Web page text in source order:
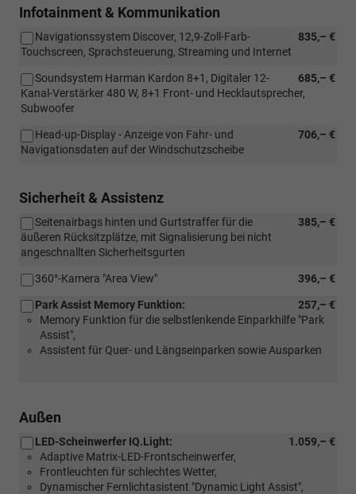
Infotainment & Kommunikation
835,– €
Navigationssystem Discover, 12,9-Zoll-Farb-
Touchscreen, Sprachsteuerung, Streaming und Internet
685,– €
Soundsystem Harman Kardon 8+1, Digitaler 12-
Kanal-Verstärker 480 W, 8+1 Front- und Hecklautsprecher,
Subwoofer
706,– €
Head-up-Display - Anzeige von Fahr- und
Navigationsdaten auf der Windschutzscheibe
Sicherheit & Assistenz
385,– €
Seitenairbags hinten und Gurtstraffer für die
äußeren Rücksitzplätze, mit Signalisierung bei nicht
angeschnallten Sicherheitsgurten
396,– €
360°-Kamera "Area View"
257,– €
Park Assist Memory Funktion:
Memory Funktion für die selbstlenkende Einparkhilfe "Park
Assist",
Assistent für Quer- und Längseinparken sowie Ausparken
Außen
1.059,– €
LED-Scheinwerfer IQ.Light:
Adaptive Matrix-LED-Frontscheinwerfer,
Frontleuchten für schlechtes Wetter,
Dynamischer Fernlichtasistent "Dynamic Light Assist",